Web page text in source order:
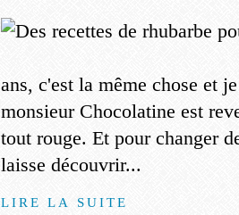
ans, c'est la même chose et
monsieur Chocolatine est
tout rouge. Et pour changer
laisse découvrir...
LIRE LA SUITE